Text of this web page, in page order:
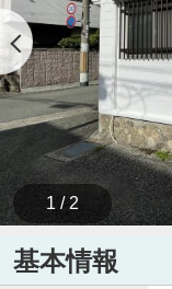
1 / 2
基本情報